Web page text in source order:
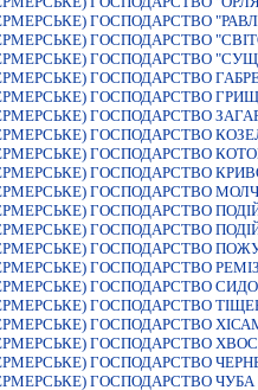
ГОСПОДАРСТВО
ГОСПОДАРСТВО
ГОСПОДАРСТВО
ГОСПОДАРСТВО
ГОСПОДАРСТВО
ГОСПОДАРСТВО
ГОСПОДАРСТВО
ГОСПОДАРСТВО
ГОСПОДАРСТВО
ГОСПОДАРСТВО
ГОСПОДАРСТВО
ГОСПОДАРСТВО
ГОСПОДАРСТВО
ГОСПОДАРСТВО
ГОСПОДАРСТВО
ГОСПОДАРСТВО
ГОСПОДАРСТВО
ГОСПОДАРСТВО
ГОСПОДАРСТВО
ГОСПОДАРСТВО